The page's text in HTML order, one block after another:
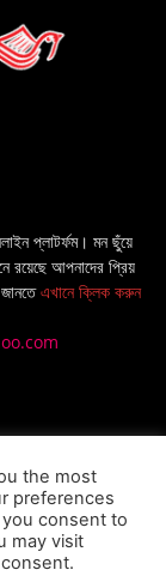
প্লাটর্ফম। মন ছুঁয়ে
রয়েছে আপনাদের প্রিয়
এখানে ক্লিক করুন
the most
preferences
you consent to
may visit